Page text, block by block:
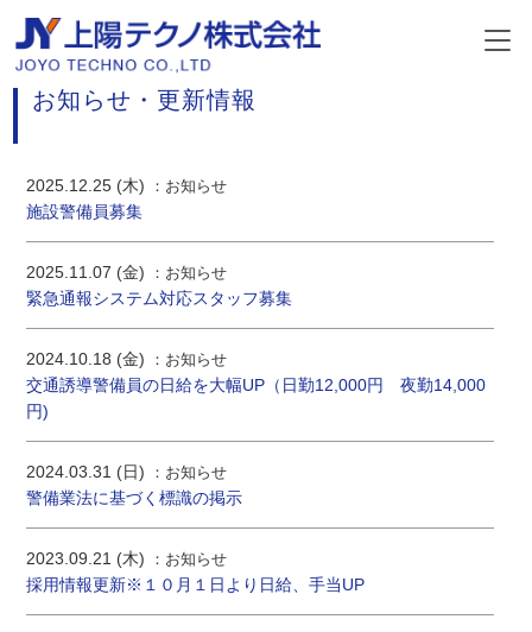
INFORMATION
お知らせ・更新情報
2025.12.25 (木) お知らせ
施設警備員募集
2025.11.07 (金) お知らせ
緊急通報システム対応スタッフ募集
2024.10.18 (金) お知らせ
交通誘導警備員の日給を大幅UP（日勤12,000円 夜勤14,000
円)
2024.03.31 (日) お知らせ
警備業法に基づく標識の掲示
2023.09.21 (木) お知らせ
採用情報更新※１０月１日より日給、手当UP